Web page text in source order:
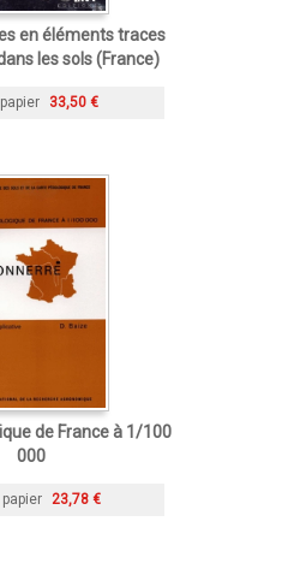
en éléments traces
les sols (France)
33,50 €
de France à 1/100
000
23,78 €